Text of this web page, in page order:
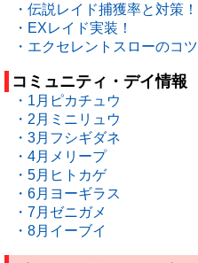
・伝説レイド捕獲率と対策！
・EXレイド実装！
・エクセレントスローのコツ
コミュニティ・デイ情報
・1月ピカチュウ
・2月ミニリュウ
・3月フシギダネ
・4月メリープ
・5月ヒトカゲ
・6月ヨーギラス
・7月ゼニガメ
・8月イーブイ